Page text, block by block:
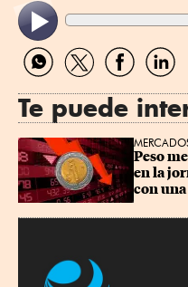
Compartir
por
Compartir
por
Compartir
por
por
Te puede
Peso
en la
con